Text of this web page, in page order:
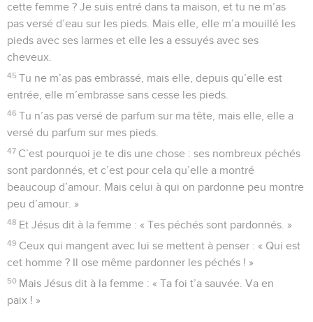
cette femme ? Je suis entré dans ta maison, et tu ne m’as
pas versé d’eau sur les pieds. Mais elle, elle m’a mouillé les
pieds avec ses larmes et elle les a essuyés avec ses
cheveux.
45 Tu ne m’as pas embrassé, mais elle, depuis qu’elle est
entrée, elle m’embrasse sans cesse les pieds.
46 Tu n’as pas versé de parfum sur ma tête, mais elle, elle a
versé du parfum sur mes pieds.
47 C’est pourquoi je te dis une chose : ses nombreux péchés
sont pardonnés, et c’est pour cela qu’elle a montré
beaucoup d’amour. Mais celui à qui on pardonne peu montre
peu d’amour. »
48 Et Jésus dit à la femme : « Tes péchés sont pardonnés. »
49 Ceux qui mangent avec lui se mettent à penser : « Qui est
cet homme ? Il ose même pardonner les péchés ! »
50 Mais Jésus dit à la femme : « Ta foi t’a sauvée. Va en
paix ! »